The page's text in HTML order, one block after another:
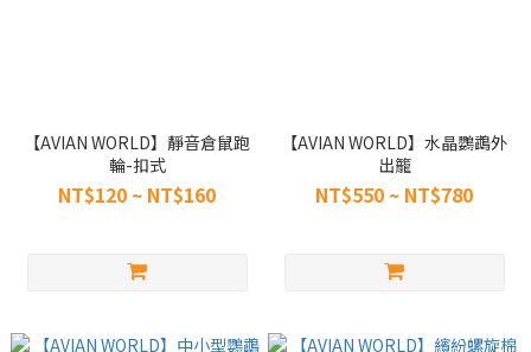
【AVIAN WORLD】靜音倉鼠跑
輪-扣式
NT$120 ~ NT$160
【AVIAN WORLD】水晶鸚鵡外
出籠
NT$550 ~ NT$780